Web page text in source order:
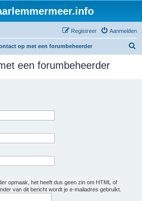
Aanmelden
Registreer
op met een forumbeheerder
een forumbeheerder
opmaak, het heeft dus geen zin om HTML of
van dit bericht wordt je e-mailadres gebruikt.